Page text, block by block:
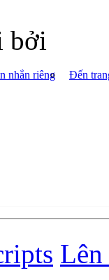
bởi
nhắn riêng Đến
Lên